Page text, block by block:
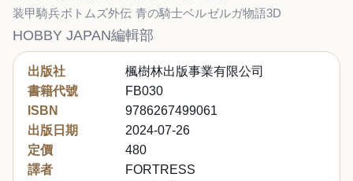
装甲騎兵ボトムズ外伝 青の騎士ベルゼルガ物語3D
HOBBY JAPAN編輯部
出版社
楓樹林出版事業有限公司
書籍代號
FB030
ISBN
9786267499061
出版日期
2024-07-26
定價
480
譯者
FORTRESS